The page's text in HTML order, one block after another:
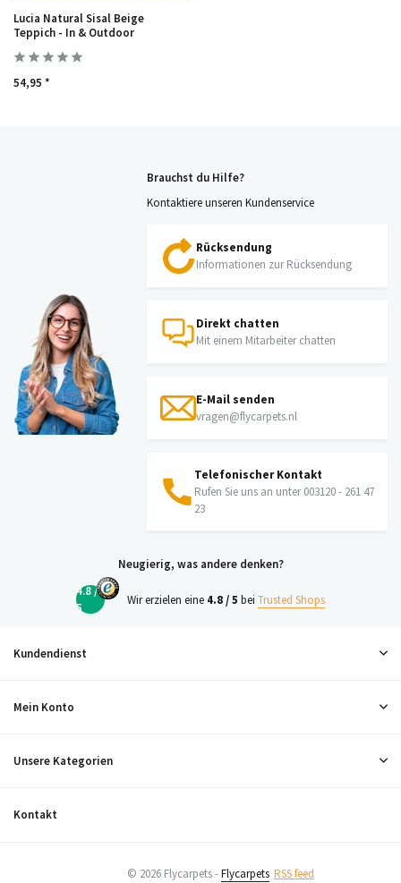
Lucia Natural Sisal Beige
Teppich - In & Outdoor
54,95 *
Brauchst du Hilfe?
Kontaktiere unseren Kundenservice
Rücksendung
Informationen zur Rücksendung
Direkt chatten
Mit einem Mitarbeiter chatten
E-Mail senden
vragen@flycarpets.nl
Telefonischer Kontakt
Rufen Sie uns an unter 003120 - 261 47
23
Neugierig, was andere denken?
4.8 /
5
Wir erzielen eine 4.8 / 5 bei Trusted Shops
Kundendienst
Mein Konto
Unsere Kategorien
Kontakt
© 2026 Flycarpets -Flycarpets RSS feed